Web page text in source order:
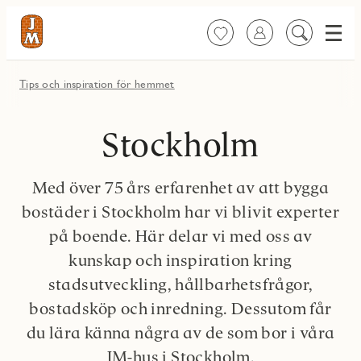
FavoriterLogga in
Sök
Meny
Tips och inspiration för hemmet
Stockholm
Med över 75 års erfarenhet av att bygga
bostäder i Stockholm har vi blivit experter
på boende. Här delar vi med oss av
kunskap och inspiration kring
stadsutveckling, hållbarhetsfrågor,
bostadsköp och inredning. Dessutom får
du lära känna några av de som bor i våra
JM-hus i Stockholm.